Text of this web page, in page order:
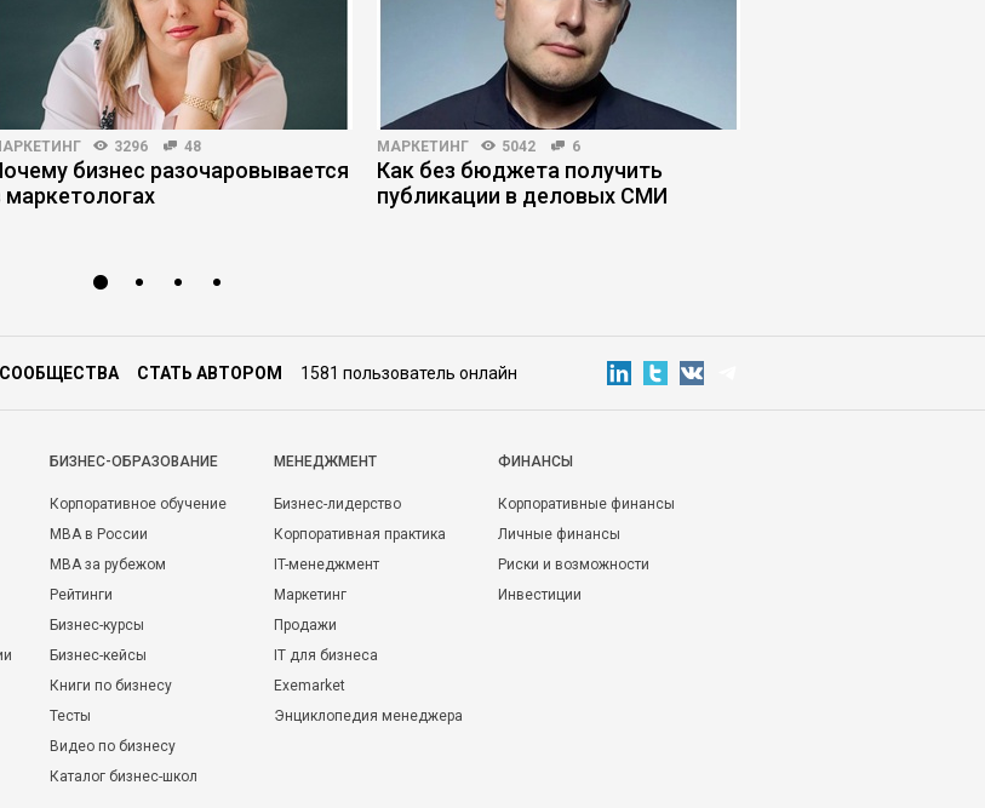
3296 48
бизнес разочаровывается
маркетологах
МАРКЕТИНГ 5042 6
Как без бюджета получить
публикации в деловых СМИ
СТАТЬ АВТОРОМ 1581 пользователь онлайн
БИЗНЕС-ОБРАЗОВАНИЕ
Корпоративное обучение
MBA в России
MBA за рубежом
Рейтинги
Бизнес-курсы
Бизнес-кейсы
Книги по бизнесу
Тесты
Видео по бизнесу
Каталог бизнес-школ
МЕНЕДЖМЕНТ
Бизнес-лидерство
Корпоративная практика
IT-менеджмент
Маркетинг
Продажи
IT для бизнеса
Exemarket
Энциклопедия менеджера
ФИНАНСЫ
Корпоративные финансы
Личные финансы
Риски и возможности
Инвестиции